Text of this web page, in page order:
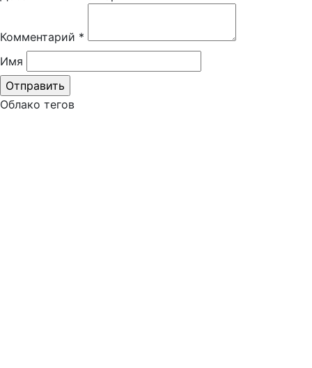
Комментарий *
Имя
Облако тегов